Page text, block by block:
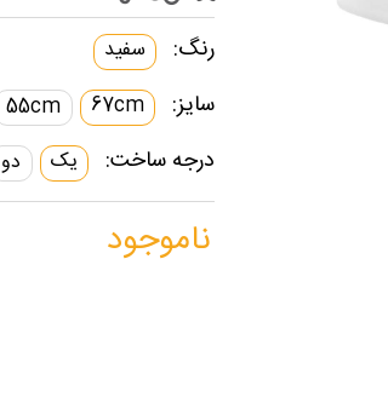
رنگ: سفید
سایز: 67cm
55cm
درجه ساخت: یک دو
ناموجود